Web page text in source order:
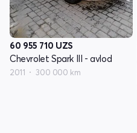
60 955 710 UZS
Chevrolet Spark III - avlod
2011 300 000 km